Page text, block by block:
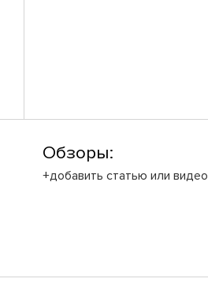
Обзоры:
+добавить статью или видео